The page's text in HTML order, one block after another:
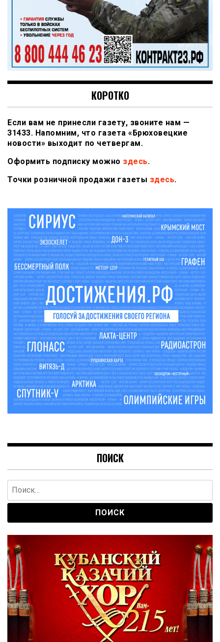
КОРОТКО
Если вам не принесли газету, звоните нам —
31433. Напомним, что газета «Брюховецкие
новости» выходит по четвергам.
Оформить подписку можно здесь.
Точки розничной продажи газеты здесь.
ПОИСК
Найти: